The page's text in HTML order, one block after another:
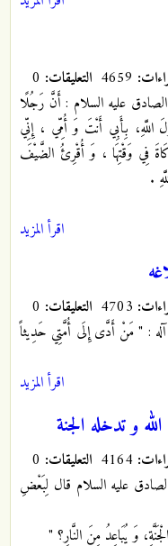
التعليقات:
عليه السلام ‏: أَنَّ رَجُلًا
اللَّهِ، بِأَبِي أَنْتَ وَ أُمِّي ، إِنِّي
فِي وَقْتِهَا ، وَ أُقْرِئُ الضَّيْفَ
.
اقرأ المزيد
التعليقات:
‏: " مَنْ أَدَّى إِلَى أُمَّتِي حَدِيثاً
اقرأ المزيد
و تدخله الجنة
التعليقات:
عليه السلام قال لِبَعْضِ
وَ يُبَاعِدُ مِنَ النَّارِ؟ "